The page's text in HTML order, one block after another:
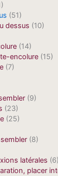
(51)
dessus (10)
(14)
encolure (15)
(7)
(9)
(23)
(25)
(8)
latérales (6)
placer